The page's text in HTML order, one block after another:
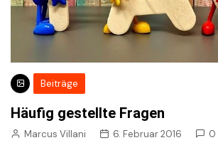
Beiträge
Häufig gestellte Fragen
Marcus Villani 6. Februar 2016 0